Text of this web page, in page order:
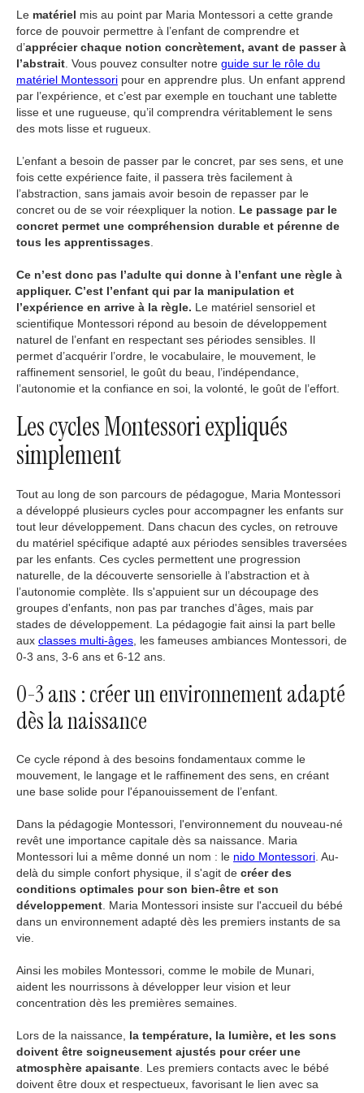
Le matériel mis au point par Maria Montessori a cette grande
force de pouvoir permettre à l’enfant de comprendre et
d’apprécier chaque notion concrètement, avant de passer à
l’abstrait . Vous pouvez consulter notre guide sur le rôle du
matériel Montessori pour en apprendre plus. Un enfant apprend
par l’expérience, et c’est par exemple en touchant une tablette
lisse et une rugueuse, qu’il comprendra véritablement le sens
des mots lisse et rugueux.
L’enfant a besoin de passer par le concret, par ses sens, et une
fois cette expérience faite, il passera très facilement à
l’abstraction, sans jamais avoir besoin de repasser par le
concret ou de se voir réexpliquer la notion. Le passage par le
concret permet une compréhension durable et pérenne de
tous les apprentissages
Ce n’est donc pas l’adulte qui donne à l’enfant une règle à
appliquer. C’est l’enfant qui par la manipulation et
l’expérience en arrive à la règle. Le matériel sensoriel et
scientifique Montessori répond au besoin de développement
naturel de l’enfant en respectant ses périodes sensibles. Il
permet d’acquérir l’ordre, le vocabulaire, le mouvement, le
raffinement sensoriel, le goût du beau, l’indépendance,
l’autonomie et la confiance en soi, la volonté, le goût de l’effort.
Les cycles Montessori expliqués
simplement
Tout au long de son parcours de pédagogue, Maria Montessori
a développé plusieurs cycles pour accompagner les enfants sur
tout leur développement. Dans chacun des cycles, on retrouve
du matériel spécifique adapté aux périodes sensibles traversées
par les enfants. Ces cycles permettent une progression
naturelle, de la découverte sensorielle à l’abstraction et à
l’autonomie complète. Ils s'appuient sur un découpage des
groupes d'enfants, non pas par tranches d'âges, mais par
stades de développement. La pédagogie fait ainsi la part belle
aux classes multi-âges , les fameuses ambiances Montessori, de
0-3 ans, 3-6 ans et 6-12 ans.
0-3 ans : créer un environnement adapté
dès la naissance
Ce cycle répond à des besoins fondamentaux comme le
mouvement, le langage et le raffinement des sens, en créant
une base solide pour l'épanouissement de l’enfant.
Dans la pédagogie Montessori, l'environnement du nouveau-né
revêt une importance capitale dès sa naissance. Maria
Montessori lui a même donné un nom : le nido Montessori . Au-
delà du simple confort physique, il s'agit de créer des
conditions optimales pour son bien-être et son
développement . Maria Montessori insiste sur l'accueil du bébé
dans un environnement adapté dès les premiers instants de sa
vie.
Ainsi les mobiles Montessori, comme le mobile de Munari,
aident les nourrissons à développer leur vision et leur
concentration dès les premières semaines.
Lors de la naissance, la température, la lumière, et les sons
doivent être soigneusement ajustés pour créer une
atmosphère apaisante . Les premiers contacts avec le bébé
doivent être doux et respectueux, favorisant le lien avec sa